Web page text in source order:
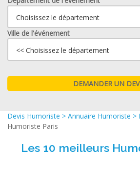
Ville de l'événement
Devis Humoriste > Annuaire Humoriste >
Humoriste Paris
Les 10 meilleurs